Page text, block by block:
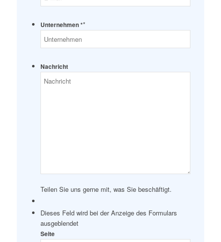
Unternehmen **
Nachricht
Teilen Sie uns gerne mit, was Sie beschäftigt.
Dieses Feld wird bei der Anzeige des Formulars
ausgeblendet
Seite